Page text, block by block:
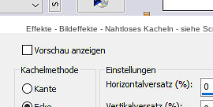
Effekte - Bildeffekte - Nahtloses Kacheln - siehe